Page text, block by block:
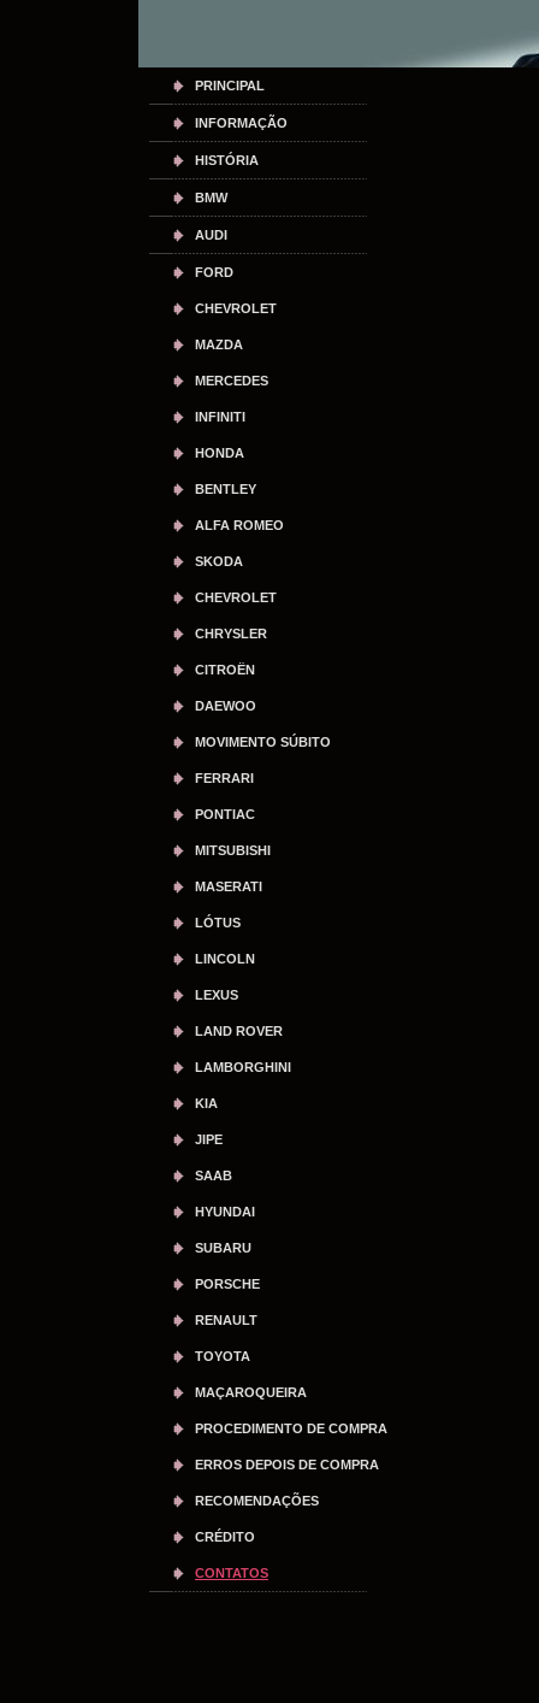
PRINCIPAL
INFORMAÇÃO
HISTÓRIA
BMW
AUDI
FORD
CHEVROLET
MAZDA
MERCEDES
INFINITI
HONDA
BENTLEY
ALFA ROMEO
SKODA
CHEVROLET
CHRYSLER
CITROËN
DAEWOO
MOVIMENTO SÚBITO
FERRARI
PONTIAC
MITSUBISHI
MASERATI
LÓTUS
LINCOLN
LEXUS
LAND ROVER
LAMBORGHINI
KIA
JIPE
SAAB
HYUNDAI
SUBARU
PORSCHE
RENAULT
TOYOTA
MAÇAROQUEIRA
PROCEDIMENTO DE COMPRA
ERROS DEPOIS DE COMPRA
RECOMENDAÇÕES
CRÉDITO
CONTATOS